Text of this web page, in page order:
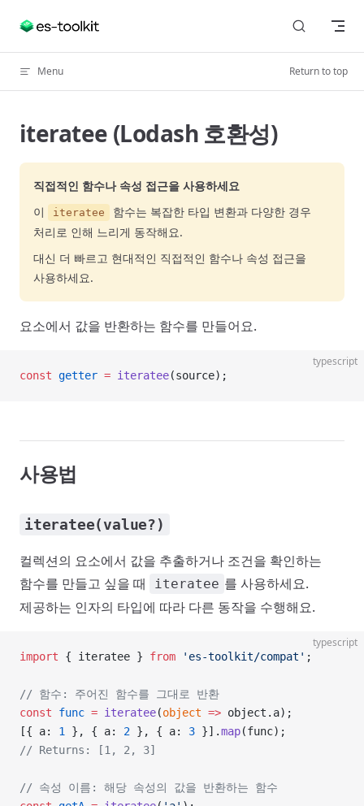
Skip to content
Menu Return to top
iteratee (Lodash 호환성)
직접적인 함수나 속성 접근을 사용하세요
이
iteratee
함수는 복잡한 타입 변환과 다양한 경우
처리로 인해 느리게 동작해요.
대신 더 빠르고 현대적인 직접적인 함수나 속성 접근을
사용하세요.
요소에서 값을 반환하는 함수를 만들어요.
typescript
const getter = iteratee(source);
사용법
iteratee(value?)
컬렉션의 요소에서 값을 추출하거나 조건을 확인하는
함수를 만들고 싶을 때
iteratee 를 사용하세요.
제공하는 인자의 타입에 따라 다른 동작을 수행해요.
typescript
import { iteratee } from 'es-toolkit/compat' ;
// 함수: 주어진 함수를 그대로 반환
const func = iteratee(object => object.a);
[{ a: 1 }, { a: 2 }, { a: 3 }].map(func);
// Returns: [1, 2, 3]
// 속성 이름: 해당 속성의 값을 반환하는 함수